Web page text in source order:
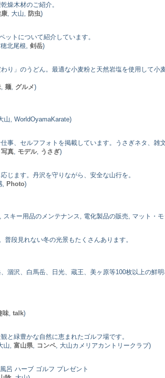
燥木材のご紹介。
, 大山, 防虫)
トについて紹介しています。
北尾根, 剣岳)
り」のうどん。最適な小麦粉と天然岩塩を使用して
麺 グルメ)
山, WorldOyamaKarate)
事、セルフフォトを掲載しています。うさぎネタ、雑
写真 モデル, うさぎ)
じます。丹沢を守りながら、安全な山行を。
, Photo)
スキー用品のメンテナンス, 電化製品の販売, マット・
段見れない冬の光景もたくさんあります。
沢、白馬岳、日光、蔵王、美ヶ原等100枚以上の鮮明
味 talk)
と緑豊かな自然に恵まれたゴルフ場です。
山, 富山県 コンペ, 大山カメリアカントリークラブ)
呂 ハーブ ゴルフ プレゼント